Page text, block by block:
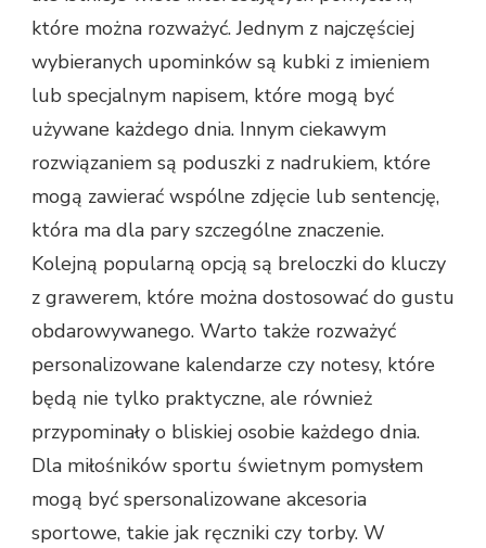
które można rozważyć. Jednym z najczęściej
wybieranych upominków są kubki z imieniem
lub specjalnym napisem, które mogą być
używane każdego dnia. Innym ciekawym
rozwiązaniem są poduszki z nadrukiem, które
mogą zawierać wspólne zdjęcie lub sentencję,
która ma dla pary szczególne znaczenie.
Kolejną popularną opcją są breloczki do kluczy
z grawerem, które można dostosować do gustu
obdarowywanego. Warto także rozważyć
personalizowane kalendarze czy notesy, które
będą nie tylko praktyczne, ale również
przypominały o bliskiej osobie każdego dnia.
Dla miłośników sportu świetnym pomysłem
mogą być spersonalizowane akcesoria
sportowe, takie jak ręczniki czy torby. W